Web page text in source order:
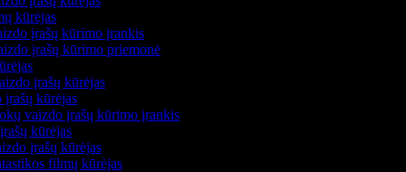
kūrėjas
įrašų kūrimo įrankis
įrašų kūrimo priemonė
įrašų kūrėjas
įrašų kūrėjas
vaizdo įrašų kūrimo įrankis
kūrėjas
įrašų kūrėjas
filmų kūrėjas